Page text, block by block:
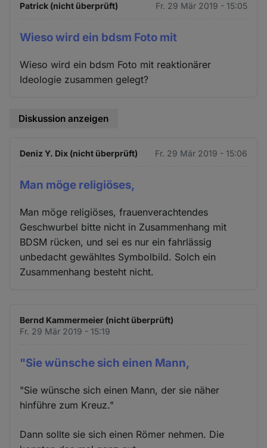
Patrick (nicht überprüft) Fr. 29 Mär 2019 - 15:05
Wieso wird ein bdsm Foto mit
Wieso wird ein bdsm Foto mit reaktionärer
Ideologie zusammen gelegt?
Diskussion anzeigen
Deniz Y. Dix (nicht überprüft) Fr. 29 Mär 2019 - 15:06
Man möge religiöses,
Man möge religiöses, frauenverachtendes
Geschwurbel bitte nicht in Zusammenhang mit
BDSM rücken, und sei es nur ein fahrlässig
unbedacht gewähltes Symbolbild. Solch ein
Zusammenhang besteht nicht.
Bernd Kammermeier (nicht überprüft)
Fr. 29 Mär 2019 - 15:19
"Sie wünsche sich einen Mann,
"Sie wünsche sich einen Mann, der sie näher
hinführe zum Kreuz."
Dann sollte sie sich einen Römer nehmen. Die